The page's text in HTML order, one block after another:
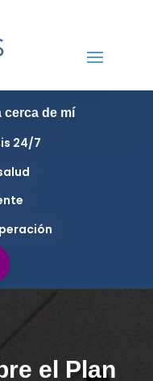
cerca de mí
24/7
el Plan